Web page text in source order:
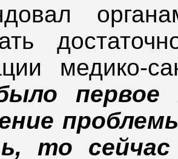
медико-
первое
то